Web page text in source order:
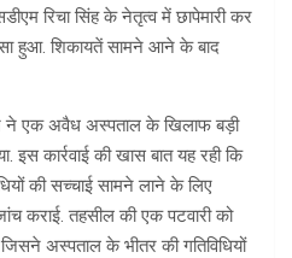
रिचा सिंह के नेतृत्व में छापेमारी कर
हुआ. शिकायतें सामने आने के बाद
ने एक अवैध अस्पताल के खिलाफ बड़ी
इस कार्रवाई की खास बात यह रही कि
की सच्चाई सामने लाने के लिए
कराई. तहसील की एक पटवारी को
अस्पताल के भीतर की गतिविधियों